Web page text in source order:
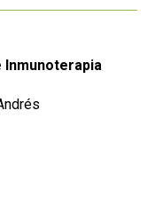
Inmunoterapia